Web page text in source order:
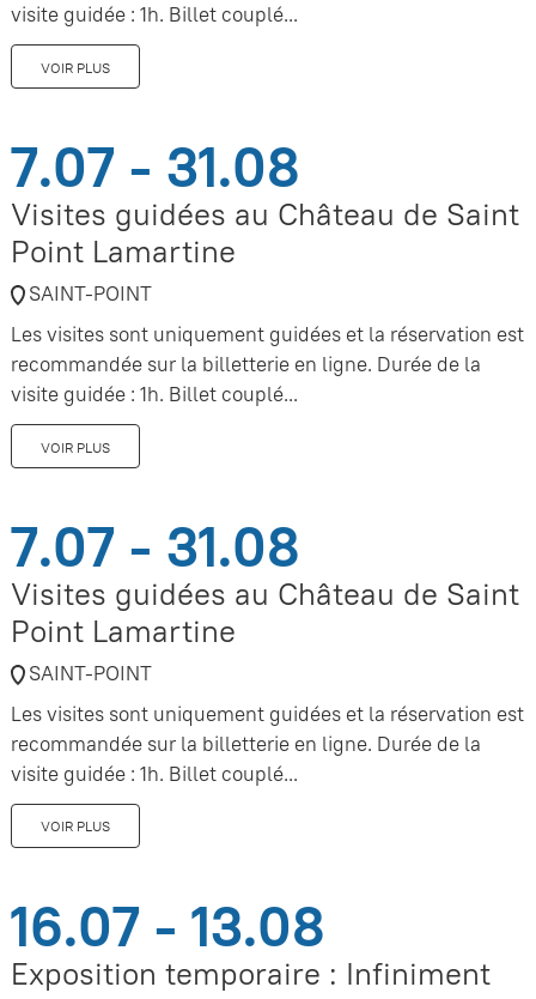
visite guidée : 1h. Billet couplé...
VOIR PLUS
7.07 - 31.08
Visites guidées au Château de Saint
Point Lamartine
SAINT-POINT
Les visites sont uniquement guidées et la réservation est
recommandée sur la billetterie en ligne. Durée de la
visite guidée : 1h. Billet couplé...
VOIR PLUS
7.07 - 31.08
Visites guidées au Château de Saint
Point Lamartine
SAINT-POINT
Les visites sont uniquement guidées et la réservation est
recommandée sur la billetterie en ligne. Durée de la
visite guidée : 1h. Billet couplé...
VOIR PLUS
16.07 - 13.08
Exposition temporaire : Infiniment